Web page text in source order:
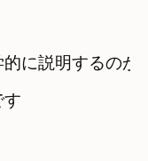
に説明するのが
す